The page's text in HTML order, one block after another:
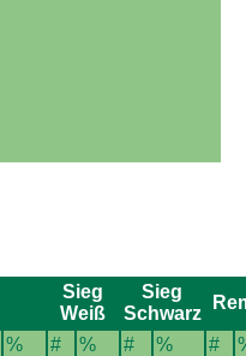
Sieg
Weiß
Sieg
Schwarz
% # % # % #